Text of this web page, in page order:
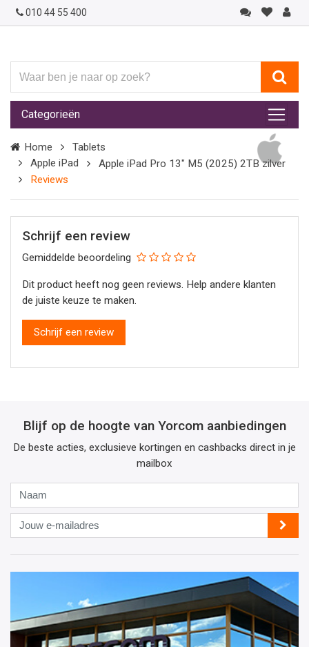
010 44 55 400
ben
je
naar
op
zoek?
Categorieën
Home
Tablets
Apple iPad
Apple iPad Pro 13" M5 (2025) 2TB zilver
Reviews
Schrijf een review
Gemiddelde beoordeling
Dit product heeft nog geen reviews. Help andere klanten
de juiste keuze te maken.
Schrijf een review
Blijf op de hoogte van Yorcom aanbiedingen
De beste acties, exclusieve kortingen en cashbacks direct in je
mailbox
Jouw
e-
mailadres